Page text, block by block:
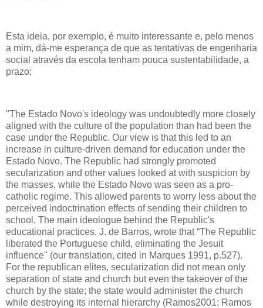
Esta ideia, por exemplo, é muito interessante e, pelo menos
a mim, dá-me esperança de que as tentativas de engenharia
social através da escola tenham pouca sustentabilidade, a
prazo:
"The Estado Novo's ideology was undoubtedly more closely
aligned with the culture of the population than had been the
case under the Republic. Our view is that this led to an
increase in culture-driven demand for education under the
Estado Novo. The Republic had strongly promoted
secularization and other values looked at with suspicion by
the masses, while the Estado Novo was seen as a pro-
catholic regime. This allowed parents to worry less about the
perceived indoctrination effects of sending their children to
school. The main ideologue behind the Republic's
educational practices, J. de Barros, wrote that “The Republic
liberated the Portuguese child, eliminating the Jesuit
influence" (our translation, cited in Marques 1991, p.527).
For the republican elites, secularization did not mean only
separation of state and church but even the takeover of the
church by the state; the state would administer the church
while destroying its internal hierarchy (Ramos2001; Ramos